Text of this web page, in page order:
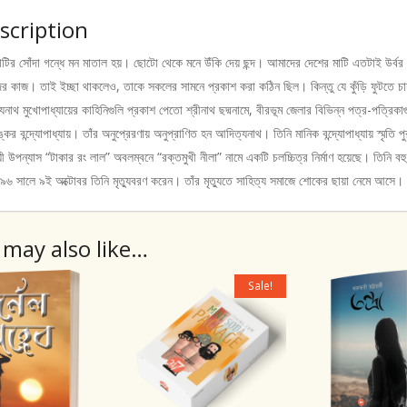
Literature
quantity
সোঁদা গন্ধে মন মাতাল হয়। ছোটো থেকে মনে উঁকি দেয় ছন্দ। আমাদের দেশের মাটি এতটাই
কাজ। তাই ইচ্ছা থাকলেও, তাকে সকলের সামনে প্রকাশ করা কঠিন ছিল। কিন্তু যে কুঁড়ি ফুটতে
মুখোপাধ্যায়ের কাহিনিগুলি প্রকাশ পেতো শ্রীনাথ ছদ্মনামে, বীরভূম জেলার বিভিন্ন পত্র-
বন্দ্যোপাধ্যায়। তাঁর অনুপ্রেরণায় অনুপ্রাণিত হন আদিত্যনাথ। তিনি মানিক বন্দ্যোপাধ্যায়
উপন্যাস “টাকার রং লাল” অবলম্বনে “রক্তমুখী নীলা” নামে একটি চলচ্চিত্র নির্মাণ হয়েছে।
সালে ৯ই অক্টোবর তিনি মৃত্যুবরণ করেন। তাঁর মৃত্যুতে সাহিত্য সমাজে শোকের ছায়া নেমে আসে।
also like…
Sale!